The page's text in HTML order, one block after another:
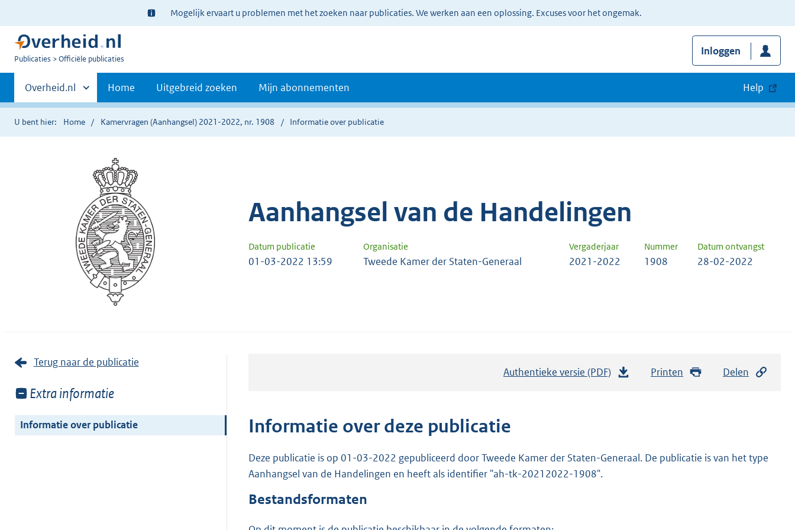
Ter
informatie:
Mogelijk ervaart u problemen met het zoeken naar publicaties. We werken aan een oplossing. Excuses voor het ongemak.
U
Publicaties Officiële publicaties
Inloggen
Primaire
navigatie
Andere
sites
binnen
Overheid.nl Home Uitgebreid zoeken Mijn abonnementen Help
U bent hier: Home Kamervragen (Aanhangsel) 2021-2022, nr. 1908 Informatie over publicatie
Aanhangsel van de Handelingen
Datum publicatie Organisatie Vergaderjaar Nummer Datum ontvangst
01-03-2022 13:59 Tweede Kamer der Staten-Generaal 2021-2022 1908 28-02-2022
Terug naar de publicatie
Toon
van:
Extra informatie
Informatie over publicatie
Authentieke versie (PDF) Printen Delen
Informatie over deze publicatie
Deze publicatie is op 01-03-2022 gepubliceerd door Tweede Kamer der Staten-Generaal. De publicatie is van het type
Aanhangsel van de Handelingen en heeft als identifier "ah-tk-20212022-1908".
Bestandsformaten